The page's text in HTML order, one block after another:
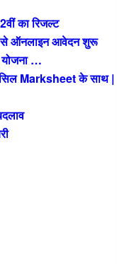
का रिजल्ट
से ऑनलाइन आवेदन शुरू
…
Marksheet के साथ |